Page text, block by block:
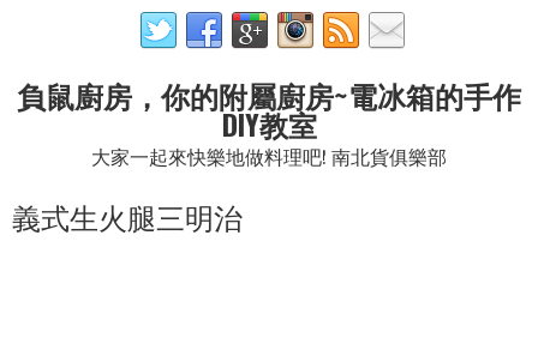
負鼠廚房，你的附屬廚房~電冰箱的手作
DIY教室
大家一起來快樂地做料理吧! 南北貨俱樂部
義式生火腿三明治